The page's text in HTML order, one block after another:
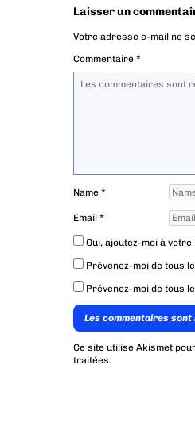
Laisser un
Votre adresse e-mail ne
Commentaire *
Name *
Email *
Oui, ajoutez-moi à
Prévenez-moi de tous
Prévenez-moi de tous
Les commentaires
Ce site utilise Akismet
traitées.